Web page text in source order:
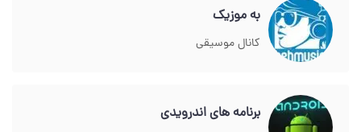
به موزیک
کانال موسیقی
برنامه های اندرویدی